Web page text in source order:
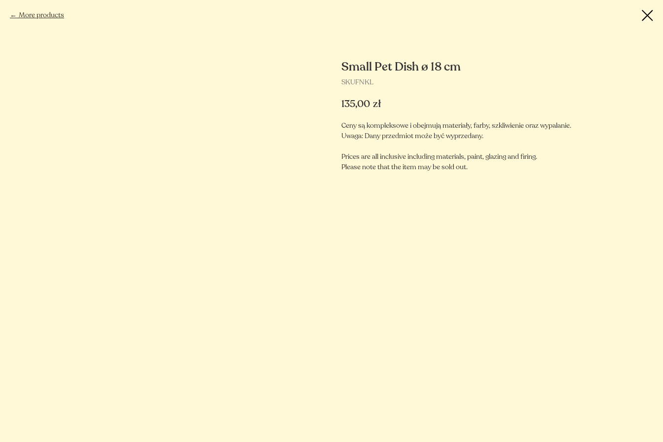
More products
Small Pet Dish ø 18 cm
SKUFNKL
135,00 zł
Ceny są kompleksowe i obejmują materiały, farby, szkliwienie oraz wypalanie.
Uwaga: Dany przedmiot może być wyprzedany.
Prices are all inclusive including materials, paint, glazing and firing.
Please note that the item may be sold out.